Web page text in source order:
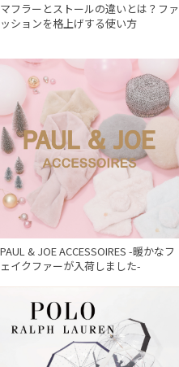
マフラーとストールの違いとは？ファ
ッションを格上げする使い方
PAUL & JOE ACCESSOIRES -暖かなフ
ェイクファーが入荷しました-